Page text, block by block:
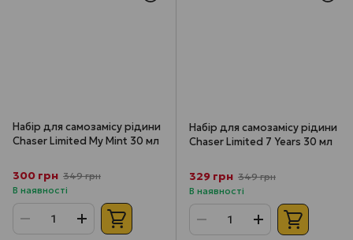
Набір для самозамісу рідини
Chaser Limited My Mint 30 мл
300 грн 349 грн
В наявності
Набір для самозамісу рідини
Chaser Limited 7 Years 30 мл
329 грн 349 грн
В наявності